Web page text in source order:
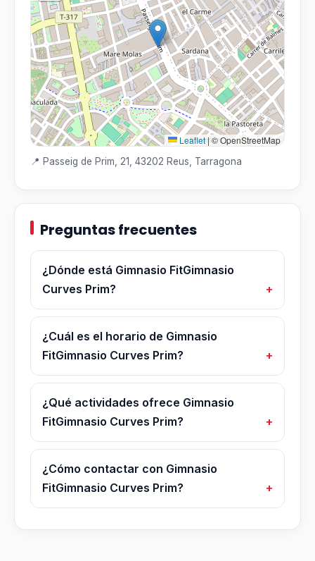
Leaflet|© OpenStreetMap
📍 Passeig de Prim, 21, 43202 Reus, Tarragona
Preguntas frecuentes
¿Dónde está Gimnasio FitGimnasio
Curves Prim?
¿Cuál es el horario de Gimnasio
FitGimnasio Curves Prim?
¿Qué actividades ofrece Gimnasio
FitGimnasio Curves Prim?
¿Cómo contactar con Gimnasio
FitGimnasio Curves Prim?